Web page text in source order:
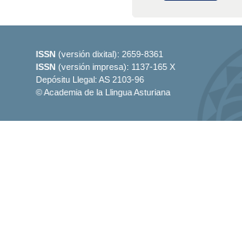
ISSN (versión dixital): 2659-8361
ISSN (versión impresa): 1137-165 X
Depósitu Llegal: AS 2103-96
© Academia de la Llingua Asturiana